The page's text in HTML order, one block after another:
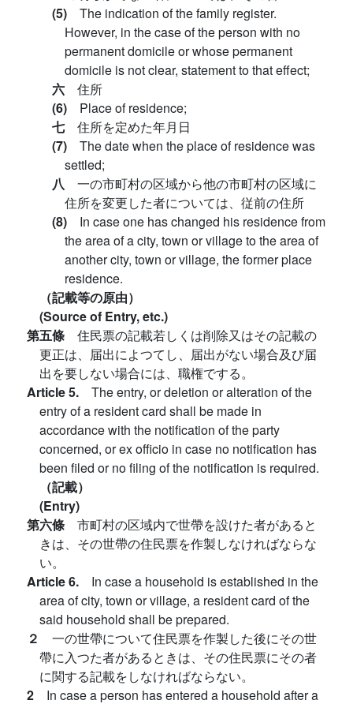
(5) The indication of the family register.
However, in the case of the person with no
permanent domicile or whose permanent
domicile is not clear, statement to that effect;
六 住所
(6) Place of residence;
七 住所を定めた年月日
(7) The date when the place of residence was
settled;
八 一の市町村の区域から他の市町村の区域に
住所を変更した者については、従前の住所
(8) In case one has changed his residence from
the area of a city, town or village to the area of
another city, town or village, the former place
residence.
（記載等の原由）
(Source of Entry, etc.)
第五條 住民票の記載若しくは削除又はその記載の
更正は、届出によつてし、届出がない場合及び届
出を要しない場合には、職権でする。
Article 5. The entry, or deletion or alteration of the
entry of a resident card shall be made in
accordance with the notification of the party
concerned, or ex officio in case no notification has
been filed or no filing of the notification is required.
（記載）
(Entry)
第六條 市町村の区域内で世帶を設けた者があると
きは、その世帶の住民票を作製しなければならな
い。
Article 6. In case a household is established in the
area of city, town or village, a resident card of the
said household shall be prepared.
２ 一の世帶について住民票を作製した後にその世
帶に入つた者があるときは、その住民票にその者
に関する記載をしなければならない。
2 In case a person has entered a household after a